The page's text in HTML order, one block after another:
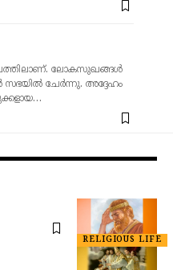
ലോകസുഖങ്ങൾ
സഭയിൽ ചേർന്നു. അദ്ദേഹം
RELIGIOUS LIFE